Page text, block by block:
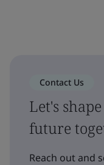
Contact Us
Let's
future
Reach out and